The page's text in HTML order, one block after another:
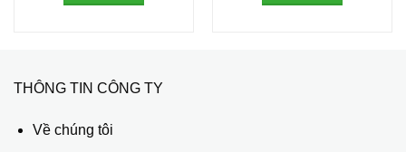
THÔNG TIN CÔNG TY
Về chúng tôi